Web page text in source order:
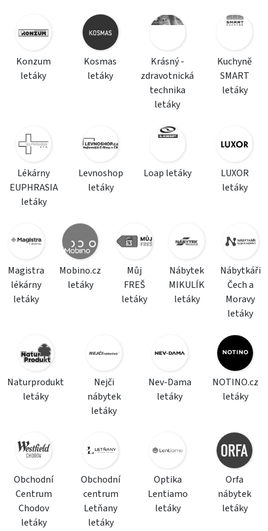
Konzum
letáky
Kosmas
letáky
Krásný -
zdravotnická
technika
letáky
Kuchyně
SMART
letáky
Lékárny
EUPHRASIA
letáky
Levnoshop
letáky
Loap letáky
LUXOR
letáky
Magistra
lékárny
letáky
Mobino.cz
letáky
Můj
FREŠ
letáky
Nábytek
MIKULÍK
letáky
Nábytkáři
Čech a
Moravy
letáky
Naturprodukt
letáky
Nejči
nábytek
letáky
Nev-Dama
letáky
NOTINO.cz
letáky
Obchodní
Centrum
Chodov
letáky
Obchodní
centrum
Letňany
letáky
Optika
Lentiamo
letáky
Orfa
nábytek
letáky